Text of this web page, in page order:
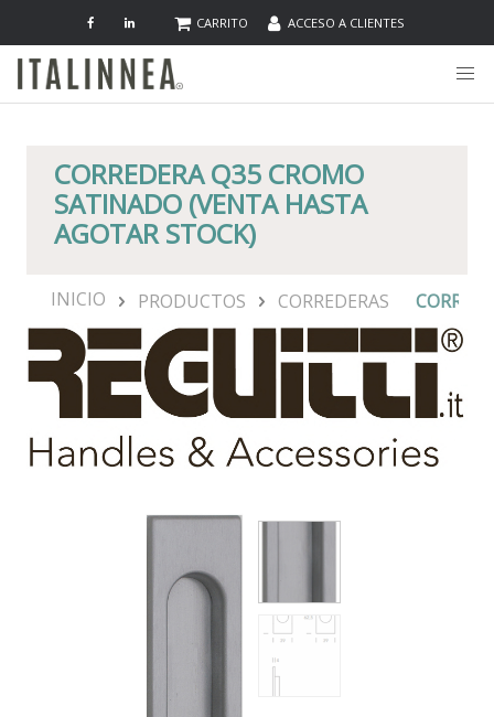
CARRITO ACCESO A CLIENTES
CORREDERA Q35 CROMO
SATINADO (VENTA HASTA
AGOTAR STOCK)
INICIO PRODUCTOS CORREDERAS